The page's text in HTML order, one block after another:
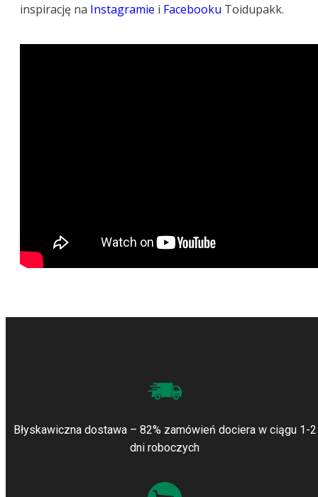
inspirację na Instagramie i Facebooku Toidupakk.
Błyskawiczna dostawa – 82% zamówień dociera w ciągu 1-2
dni roboczych